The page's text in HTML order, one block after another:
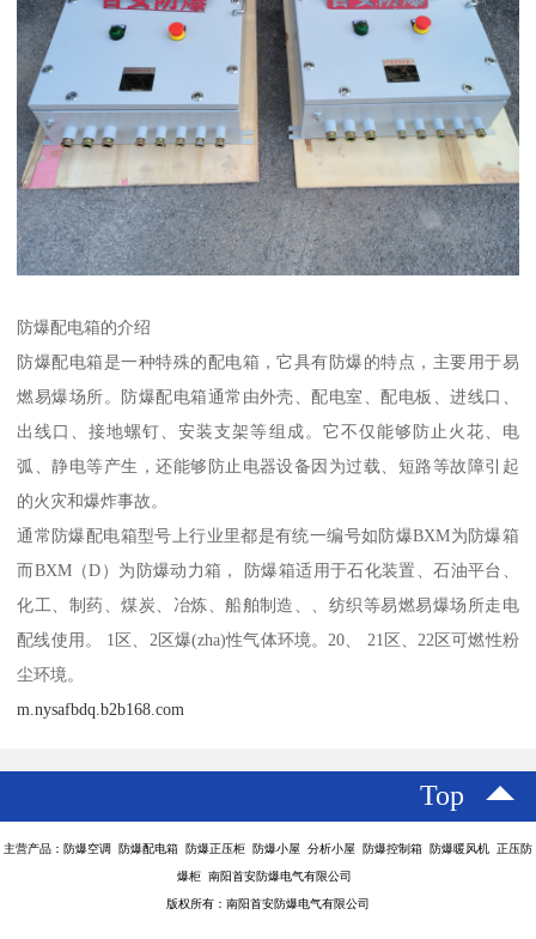
防爆配电箱的介绍
防爆配电箱是一种特殊的配电箱，它具有防爆的特点，主要用于易
燃易爆场所。防爆配电箱通常由外壳、配电室、配电板、进线口、
出线口、接地螺钉、安装支架等组成。它不仅能够防止火花、电
弧、静电等产生，还能够防止电器设备因为过载、短路等故障引起
的火灾和爆炸事故。
通常防爆配电箱型号上行业里都是有统一编号如防爆BXM为防爆箱
而BXM（D）为防爆动力箱， 防爆箱适用于石化装置、石油平台、
化工、制药、煤炭、冶炼、船舶制造、、纺织等易燃易爆场所走电
配线使用。 1区、2区爆(zha)性气体环境。20、 21区、22区可燃性粉
尘环境。
m.nysafbdq.b2b168.com
Top
主营产品：防爆空调 防爆配电箱 防爆正压柜 防爆小屋 分析小屋 防爆控制箱 防爆暖风机 正压防
爆柜 南阳首安防爆电气有限公司
版权所有：南阳首安防爆电气有限公司